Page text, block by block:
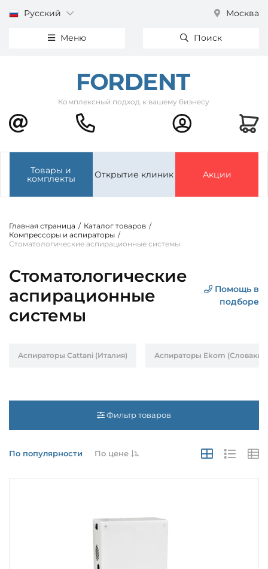
Русский Москва
Меню Поиск
Комплексный подход к вашему бизнесу
Товары и
комплекты Открытие клиник Акции
Главная страница / Каталог товаров /
Компрессоры и аспираторы /
Стоматологические аспирационные системы
Стоматологические
аспирационные
системы
Помощь в
подборе
Аспираторы Cattani (Италия) Аспираторы Ekom (Словакия)
Фильтр товаров
По популярности По цене